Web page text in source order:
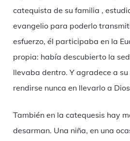
catequista de su familia ,
evangelio para poderlo
esfuerzo, él participaba en la
propia: había descubierto la
llevaba dentro. Y agradece a su
rendirse nunca en llevarlo a
También en la catequesis hay
desarman. Una niña, en una